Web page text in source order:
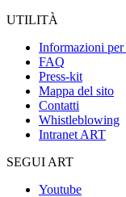
UTILITÀ
Informazioni per
FAQ
Press-kit
Mappa del sito
Contatti
Whistleblowing
Intranet ART
SEGUI ART
Youtube